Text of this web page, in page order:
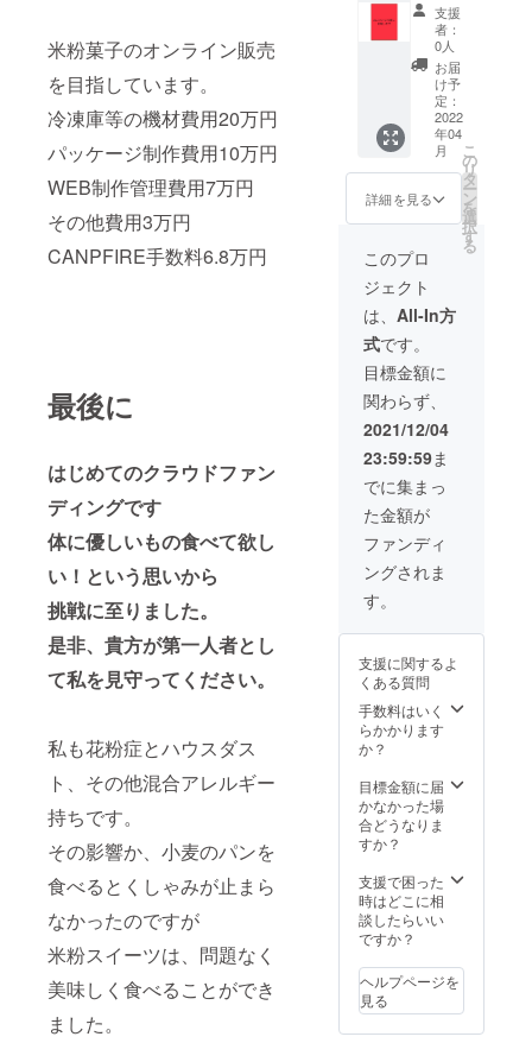
米粉菓子のオンライン販売
を目指しています。
冷凍庫等の機材費用20万円
パッケージ制作費用10万円
WEB制作管理費用7万円
その他費用3万円
CANPFIRE手数料6.8万円
最後に
はじめてのクラウドファン
ディングです
体に優しいもの食べて欲し
い！という思いから
挑戦に至りました。
是非、貴方が第一人者とし
て私を見守ってください。
私も花粉症とハウスダス
ト、その他混合アレルギー
持ちです。
その影響か、小麦のパンを
食べるとくしゃみが止まら
なかったのですが
米粉スイーツは、問題なく
美味しく食べることができ
ました。
「乳製
品」を
扱って
いま
す。
【発送
につい
て】 ク
ラウド
ディン
グ終了
後〜5ヵ
月以内
に、順
番に製
造し発
りま
す。 送
料無
料。
ぶと思
いま
す。甘
すぎな
いのが
特徴で
す。ご
自身の
ご褒美
にも是
非お試
【発送
て】 ク
ラウド
ディン
グ終了
後、順
番に製
造し発
りま
す。 第
の発送
が2021
月〜3月
りま
す。 送
料込み
せにお
使いく
ださ
い。
（暴力
的、政
治的、
宗教等
の内容
はごめ
んなさ
するこ
い場合
でも社
名・お
名前
（ペン
ネー
ム）だ
けの掲
能で
す。 備
考欄に
記載内
容をご
入力く
ださ
は箱
（袋）
に寄る
ためお
まかせ
となり
始から
5ヵ月間
商品発
ます。
※20文字
以内
ライ
ヤーに
記載＞
お知ら
せした
い事
を、フ
ライ
ヤーに
記載し
て商品
子）に
同封し
ます。
企業名
やイベ
ント、
ご自身
のイン
スタグ
ラムな
どお菓
子を受
け取る
方のお
知らせ
にお使
いくだ
さい。
治的、
の内容
はごめ
んなさ
い） お
とがな
い場合
でも社
（ペン
ネーム
可）だ
けの掲
能で
す。 楽
しくお
使いく
支援
者：
0人
お届
け予
定：
2022
年04
月
詳細を見る
こ
の
リ
タ
ー
ン
を
選
択
す
る
このプロ
ジェクト
は、 All-In方
式です。
目標金額に
関わらず、
2021/12/04
23:59:59ま
でに集まっ
た金額が
ファンディ
ングされま
す。
支援に関するよ
くある質問
手数料はいく
らかかります
か？
目標金額に届
かなかった場
合どうなりま
すか？
支援で困った
時はどこに相
談したらいい
ですか？
ヘルプページを
見る